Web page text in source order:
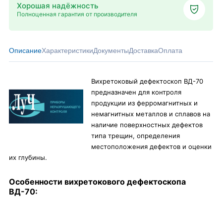
Хорошая надёжность
Полноценная гарантия от производителя
ОписаниеХарактеристикиДокументыДоставкаОплата
Вихретоковый дефектоскоп ВД-70
предназначен для контроля
продукции из ферромагнитных и
немагнитных металлов и сплавов на
наличие поверхностных дефектов
типа трещин, определения
местоположения дефектов и оценки
их глубины.
Особенности вихретокового дефектоскопа
ВД-70: